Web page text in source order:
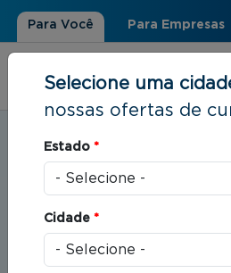
Para Você Para Empresas
Estudar em:Florianópolis, SC
Você está aqui
Eventos
Selecione uma
nossas ofertas de
Estado *
Cidade *